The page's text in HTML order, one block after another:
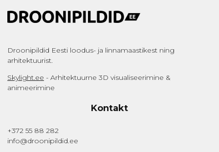
Droonipildid Eesti loodus- ja linnamaastikest ning
arhitektuurist.
Skylight.ee - Arhitektuurne 3D visualiseerimine &
animeerimine
Kontakt
+372 55 88 282
info@droonipildid.ee